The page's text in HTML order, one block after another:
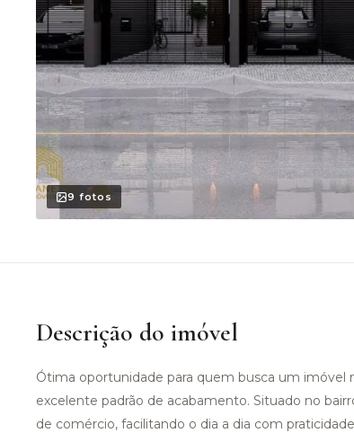
9 fotos
Descrição do imóvel
Ótima oportunidade para quem busca um imóvel
excelente padrão de acabamento. Situado no
de comércio, facilitando o dia a dia com